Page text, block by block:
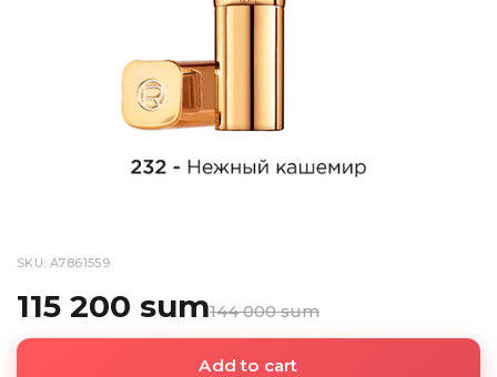
SKU: A7861559
115 200 sum144 000 sum
Add to cart